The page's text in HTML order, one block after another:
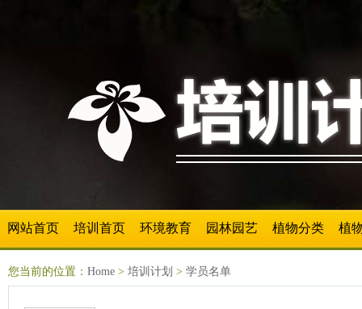
网站首页 培训首页 环境教育 园林园艺 植物分类 植
您当前的位置： Home > 培训计划 > 学员名单